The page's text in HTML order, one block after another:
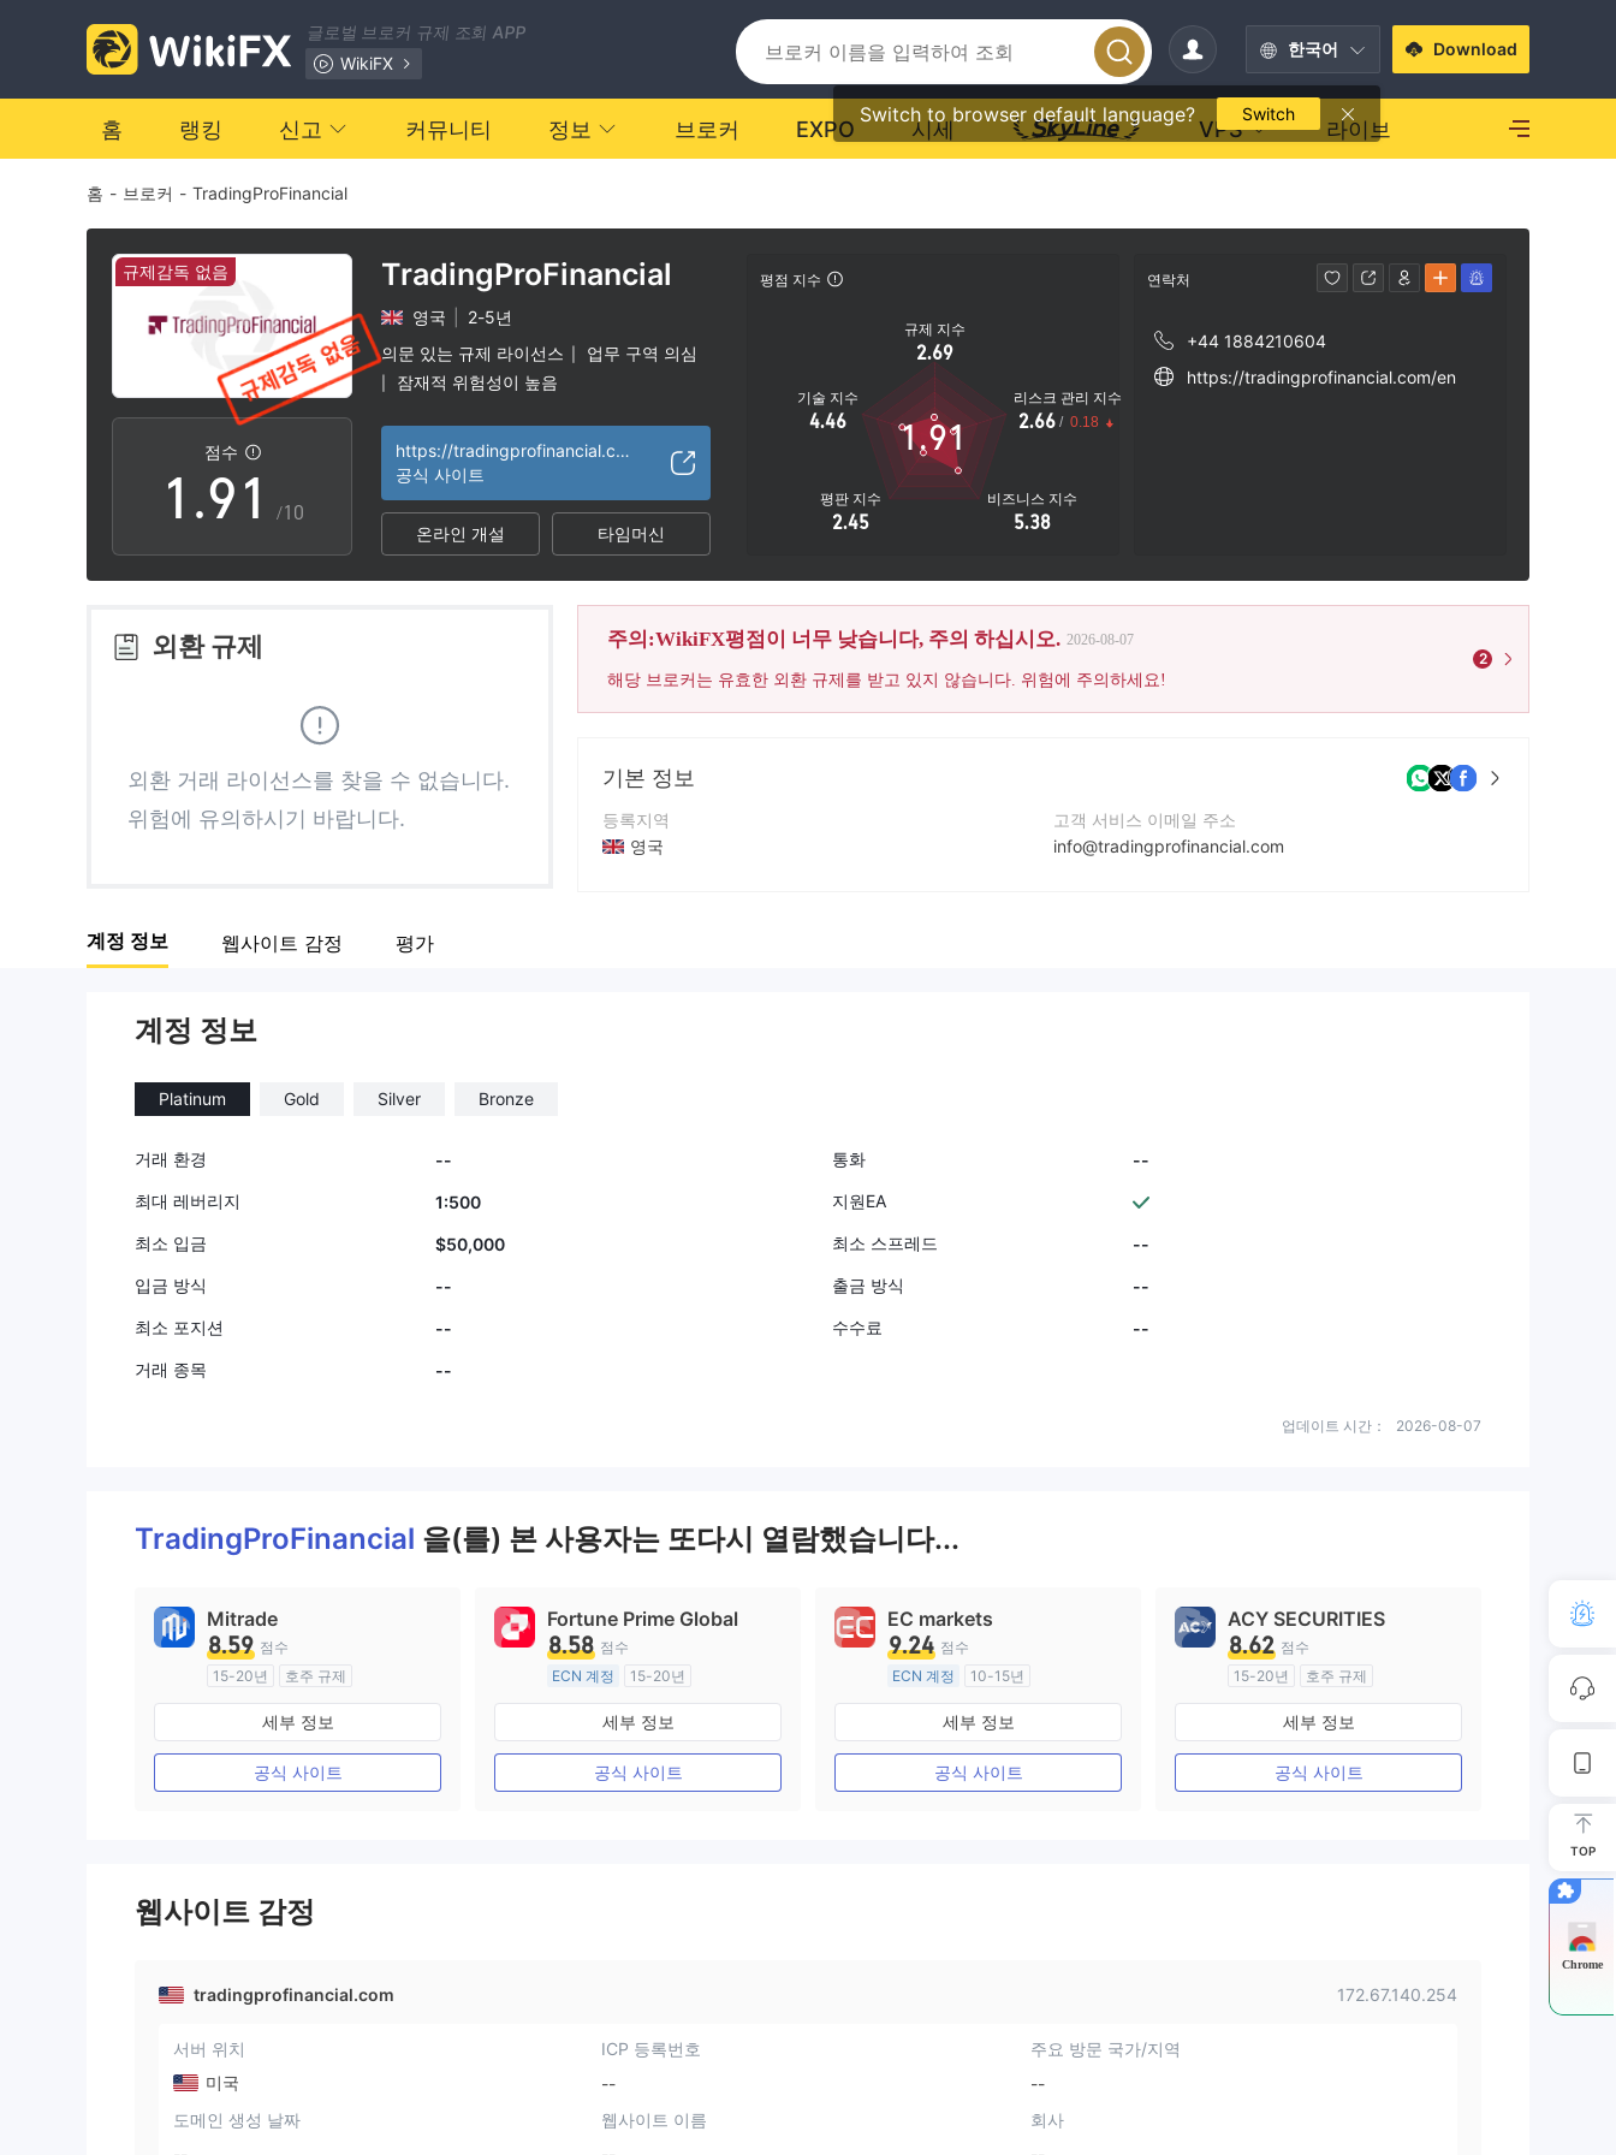
글로벌 브로커 규제 조회 APP
WikiFX
한국어
Switch to browser default language? Switch
Download
홈 랭킹 신고 커뮤니티 정보 브로커 EXPO 시세 VPS 라이브
홈 - 브로커 - TradingProFinancial
규제감독 없음
점수
0
1
2
3
5
6
7
8
9
.
3
4
5
6
7
8
9
0
1
2
3
5
6
7
9
/10
TradingProFinancial
영국
2-5년
의문 있는 규제 라이선스
업무 구역 의심
잠재적 위험성이 높음
https://tradingprofinancial.com/en
공식 사이트
온라인 개설 타임머신
평점 지수
규제 지수
2.69
기술 지수
4.46
평판 지수
2.45
비즈니스 지수
5.38
리스크 관리 지수
2.66 / 0.18
1.91
연락처
+44 1884210604
https://tradingprofinancial.com/en
외환 규제
외환 거래 라이선스를 찾을 수 없습니다.
위험에 유의하시기 바랍니다.
주의:WikiFX평점이 너무 낮습니다, 주의 하십시오. 2026-08-07
해당 브로커는 유효한 외환 규제를 받고 있지 않습니다. 위험에 주의하세요!
2
기본 정보
등록지역
영국
고객 서비스 이메일 주소
info@tradingprofinancial.com
계정 정보 웹사이트 감정 평가
계정 정보
Platinum Gold Silver Bronze
거래 환경 -- 통화
--
최대 레버리지
1:500 지원EA
최소 입금 $50,000 최소 스프레드
--
입금 방식
-- 출금 방식
--
최소 포지션
-- 수수료
--
거래 종목
--
업데이트 시간： 2026-08-07
TradingProFinancial 을(를) 본 사용자는 또다시 열람했습니다...
Mitrade
8.59 점수
15-20년
호주 규제
외환 거래 라이선스 (MM)
자체 연구개발세부 정보
공식 사이트
Fortune Prime Global
8.58 점수
ECN 계정
15-20년
호주 규제
외환 거래 라이선스 (MM)
마스터 레이블 MT4
세부 정보
공식 사이트
EC markets
9.24 점수
ECN 계정
10-15년
호주 규제
외환 거래 라이선스 (MM)
마스터 레이블 MT4
세부 정보
공식 사이트
ACY SECURITIES
8.62 점수
15-20년
호주 규제
외환 거래 라이선스 (MM)
마스터 레이블 MT4
세부 정보
공식 사이트
웹사이트 감정
tradingprofinancial.com 172.67.140.254
서버 위치
미국
ICP 등록번호
--
주요 방문 국가/지역
--
도메인 생성 날짜
웹사이트 이름
회사
TOP
Chrome